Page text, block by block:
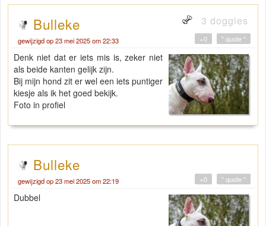
Bulleke 3 doggies
gewijzigd op 23 mei 2025 om 22:33 " quote "
+0
Denk niet dat er iets mis is, zeker niet
als beide kanten gelijk zijn.
Bij mijn hond zit er wel een iets puntiger
kiesje als ik het goed bekijk.
Foto in profiel
Bulleke
gewijzigd op 23 mei 2025 om 22:19 " quote "
+0
Dubbel